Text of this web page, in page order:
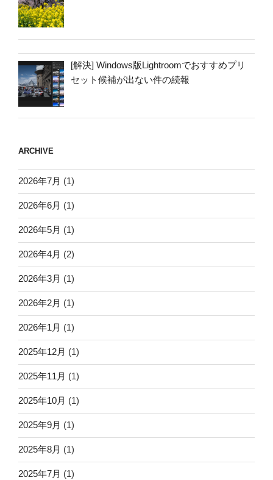
[解決] Windows版Lightroomでおすすめプリ
セット候補が出ない件の続報
ARCHIVE
2026年7月 (1)
2026年6月 (1)
2026年5月 (1)
2026年4月 (2)
2026年3月 (1)
2026年2月 (1)
2026年1月 (1)
2025年12月 (1)
2025年11月 (1)
2025年10月 (1)
2025年9月 (1)
2025年8月 (1)
2025年7月 (1)